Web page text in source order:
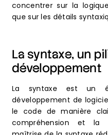
concentrer sur la
que sur les détails
La syntaxe, un
développement
La syntaxe est un
développement de
le code de manière
compréhension et la